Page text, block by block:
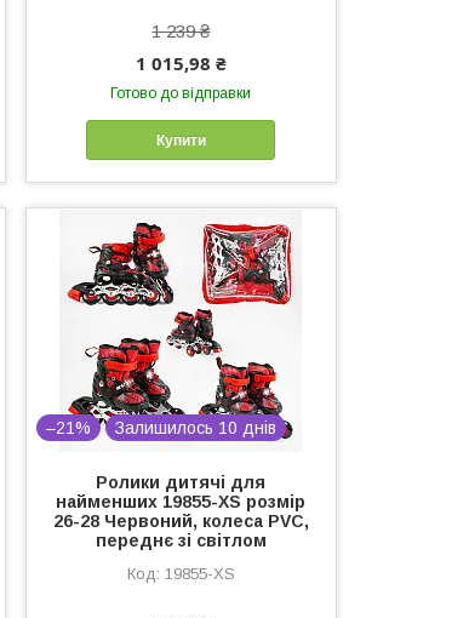
1 239 ₴
1 015,98 ₴
Готово до відправки
Купити
–21% Залишилось 10 днів
Ролики дитячі для
найменших 19855-XS розмір
26-28 Червоний, колеса PVC,
переднє зі світлом
19855-XS